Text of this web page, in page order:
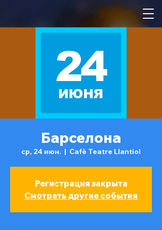
Барселона
ср, 24 июн.
  |
Cafè Teatre Llantiol
Регистрация закрыта
Смотреть другие события